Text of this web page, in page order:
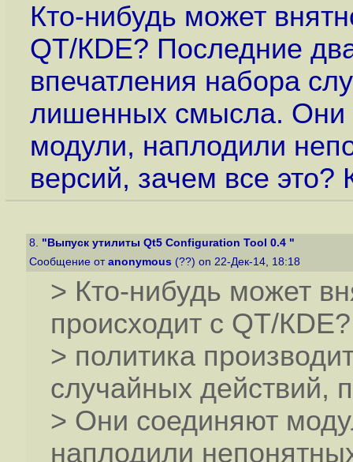
Кто-нибудь может
QT/КDE? Последние
впечатления набора
лишенных смысла. Они
модули, наплодили
версий, зачем все это?
8. "Выпуск утилиты Qt5 Configuration Tool 0.4 "
Сообщение от anonymous (??) on 22-Дек-14, 18:18
> Кто-нибудь может
происходит с QT/
> политика
случайных действий,
> Они соединяют
наплодили